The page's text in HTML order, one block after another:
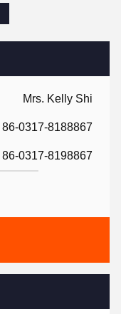
Mrs. Kelly Shi
86-0317-8188867
86-0317-8198867